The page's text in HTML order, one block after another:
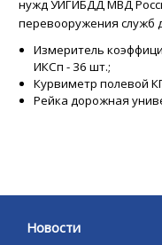
нужд УИГИБДД МВД
перевооружения служб
Измеритель
ИКСп - 36 шт.;
Курвиметр полевой
Рейка дорожная
Новости